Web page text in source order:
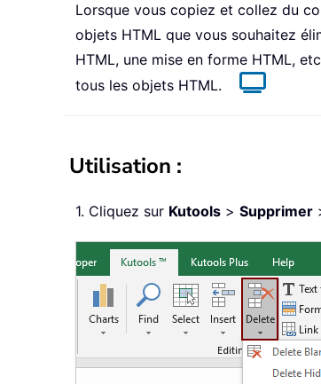
Lorsque vous copiez et collez du
objets HTML que vous souhaitez
HTML, une mise en forme HTML,
tous les objets HTML.
Utilisation :
1. Cliquez sur Kutools > Supprimer